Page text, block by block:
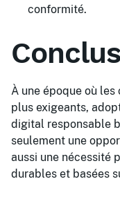
conformité.
À une époque où
plus exigeants,
digital responsable
seulement une
aussi une nécessité
durables et basées